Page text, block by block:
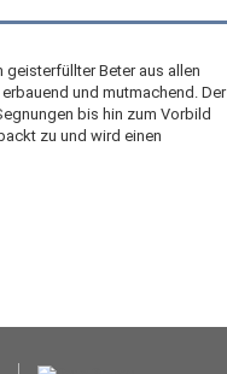
geisterfüllter Beter aus allen
und mutmachend. Der
bis hin zum Vorbild
zu und wird einen